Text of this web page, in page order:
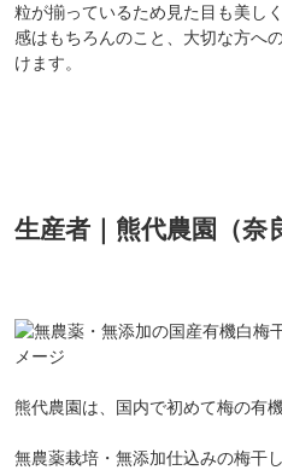
粒が揃っているため見た目も美し
感はもちろんのこと、大切な方へ
けます。
生産者｜熊代農園（奈
熊代農園は、国内で初めて梅の有
無農薬栽培・無添加仕込みの梅干